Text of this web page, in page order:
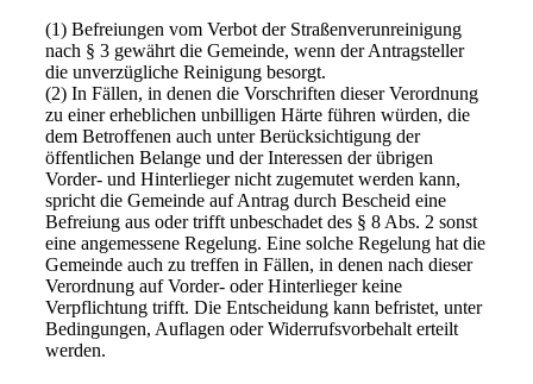
(1) Befreiungen vom Verbot der Straßenverunreinigung
nach § 3 gewährt die Gemeinde, wenn der Antragsteller
die unverzügliche Reinigung besorgt.
(2) In Fällen, in denen die Vorschriften dieser Verordnung
zu einer erheblichen unbilligen Härte führen würden, die
dem Betroffenen auch unter Berücksichtigung der
öffentlichen Belange und der Interessen der übrigen
Vorder- und Hinterlieger nicht zugemutet werden kann,
spricht die Gemeinde auf Antrag durch Bescheid eine
Befreiung aus oder trifft unbeschadet des § 8 Abs. 2 sonst
eine angemessene Regelung. Eine solche Regelung hat die
Gemeinde auch zu treffen in Fällen, in denen nach dieser
Verordnung auf Vorder- oder Hinterlieger keine
Verpflichtung trifft. Die Entscheidung kann befristet, unter
Bedingungen, Auflagen oder Widerrufsvorbehalt erteilt
werden.